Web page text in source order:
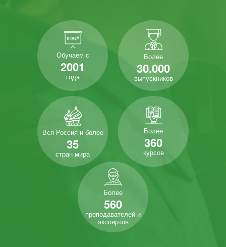
Обучаем с
2001
года
Более
30.000
выпускников
Вся Россия и более
35
стран мира
Более
360
курсов
Более
560
преподавателей и
экспертов